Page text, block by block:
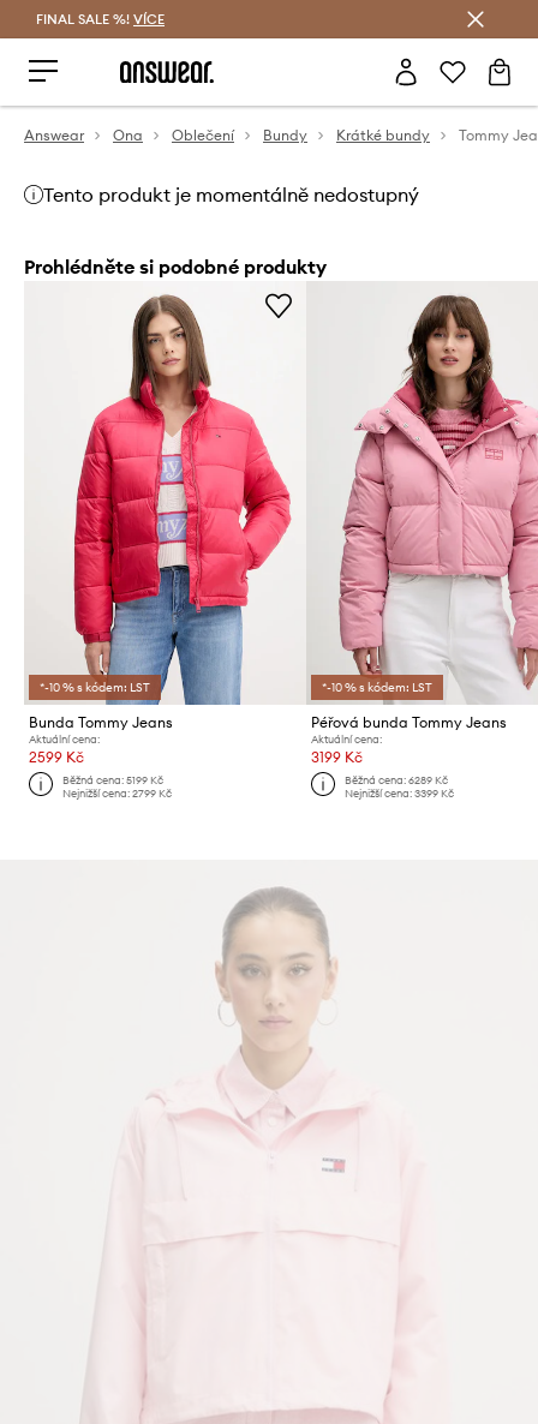
FINAL SALE %! VÍCE
Answear Ona Oblečení Bundy Krátké bundy
Tento produkt je momentálně nedostupný
Prohlédněte si podobné produkty
*-10 % s kódem: LST
Bunda Tommy Jeans
Aktuální cena:
2599 Kč
Běžná cena:5199 Kč
Nejnižší cena:2799 Kč
*-10 % s kódem: LST
Péřová bunda Tommy Jeans
Aktuální cena:
3199 Kč
Běžná cena: 6289 Kč
Nejnižší cena: 3399 Kč